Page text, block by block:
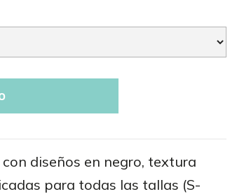
diseños en negro, textura
para todas las tallas (S-